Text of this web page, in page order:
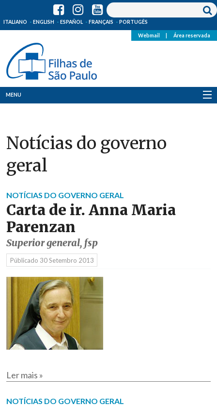
ITALIANO ENGLISH ESPAÑOL FRANÇAIS PORTUGÊS
Webmail Área reservada
MENU
Onde Estamos
Notícias
Media
Notícias do governo
geral
NOTÍCIAS DO GOVERNO GERAL
Carta de ir. Anna Maria
Parenzan
Superior general, fsp
Públicado 30 Setembro 2013
Ler mais »
NOTÍCIAS DO GOVERNO GERAL